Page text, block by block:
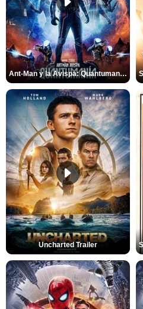
Ant-Man y la Avispa: Quantumanía Tráiler (2)
Uncharted Trailer